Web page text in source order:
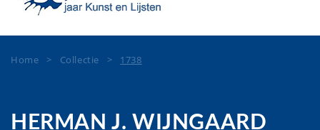
Home > Collectie > 1738
HERMAN J. WIJNGAARD